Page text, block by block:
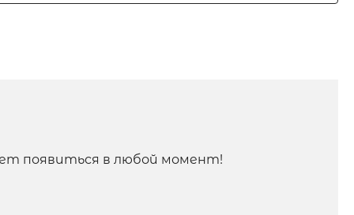
появиться в любой момент!